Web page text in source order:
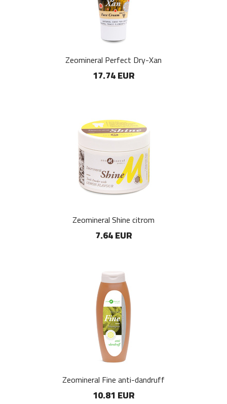
Zeomineral Perfect Dry-Xan
17.74 EUR
Zeomineral Shine citrom
7.64 EUR
Zeomineral Fine anti-dandruff
10.81 EUR